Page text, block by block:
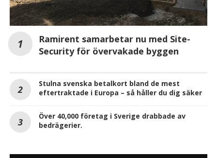
Ramirent samarbetar nu med Site-
Security för övervakade byggen
Stulna svenska betalkort bland de mest
eftertraktade i Europa – så håller du dig säker
Över 40,000 företag i Sverige drabbade av
bedrägerier.